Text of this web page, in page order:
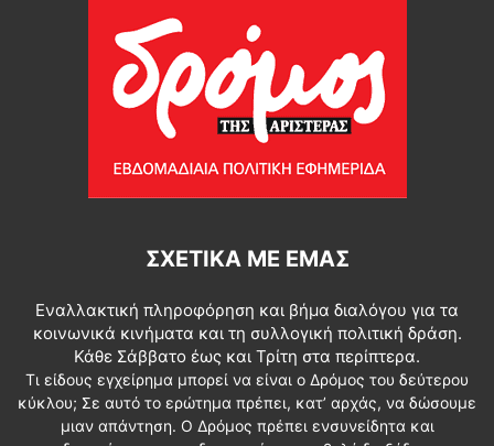
ΣΧΕΤΙΚΆ ΜΕ ΕΜΆΣ
Εναλλακτική πληροφόρηση και βήμα διαλόγου για τα
κοινωνικά κινήματα και τη συλλογική πολιτική δράση.
Κάθε Σάββατο έως και Τρίτη στα περίπτερα.
Τι είδους εγχείρημα μπορεί να είναι ο Δρόμος του δεύτερου
κύκλου; Σε αυτό το ερώτημα πρέπει, κατ’ αρχάς, να δώσουμε
μιαν απάντηση. Ο Δρόμος πρέπει ενσυνείδητα και